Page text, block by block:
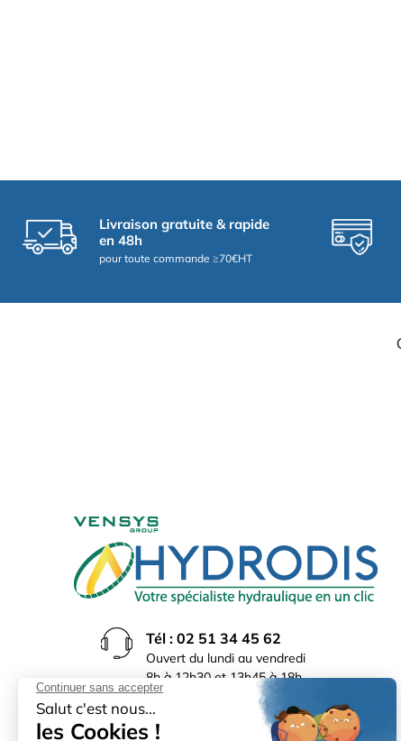
Livraison gratuite & rapide
en 48h
pour toute commande ≥70€HT
Tél : 02 51 34 45 62
Ouvert du lundi au vendredi
8h à 12h30 et 13h45 à 18h
(17h30 le vendredi)
Rue du Bocage La Ribotière